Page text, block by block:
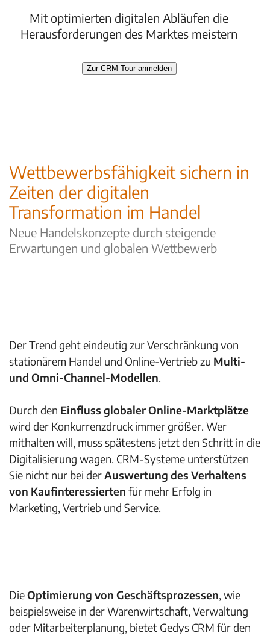
Mit optimierten digitalen Abläufen die
Herausforderungen des Marktes meistern
Zur CRM-Tour anmelden
Wettbewerbsfähigkeit sichern in
Zeiten der digitalen
Transformation im Handel
Neue Handelskonzepte durch steigende
Erwartungen und globalen Wettbewerb
Der Trend geht eindeutig zur Verschränkung von
stationärem Handel und Online-Vertrieb zu Multi-
und Omni-Channel-Modellen.
Durch den Einfluss globaler Online-Marktplätze
wird der Konkurrenzdruck immer größer. Wer
mithalten will, muss spätestens jetzt den Schritt in die
Digitalisierung wagen. CRM-Systeme unterstützen
Sie nicht nur bei derAuswertung des Verhaltens
von Kaufinteressierten für mehr Erfolg in
Marketing, Vertrieb und Service.
DieOptimierung von Geschäftsprozessen, wie
beispielsweise in der Warenwirtschaft, Verwaltung
oder Mitarbeiterplanung, bietet Gedys CRM für den